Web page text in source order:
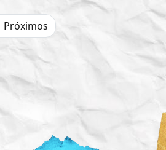
Próximos